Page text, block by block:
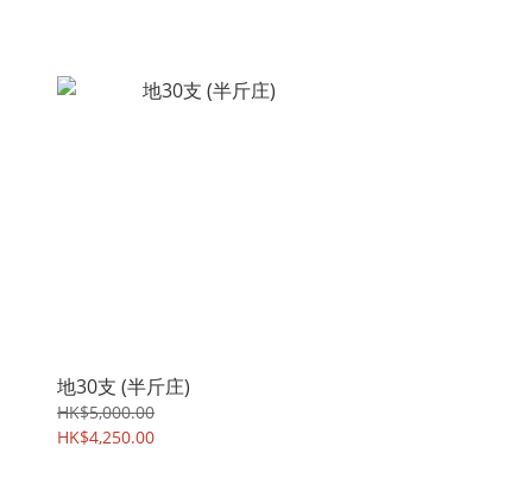
地30支 (半斤庄)
HK$5,000.00
HK$4,250.00